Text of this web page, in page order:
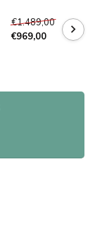
€1.489,00
€969,00